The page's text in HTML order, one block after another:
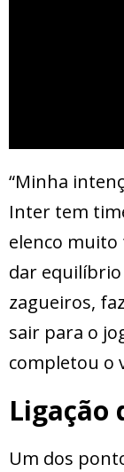
“Minha
Inter tem
elenco
dar
zagueiros,
sair para o
completou o
Ligação
Um dos